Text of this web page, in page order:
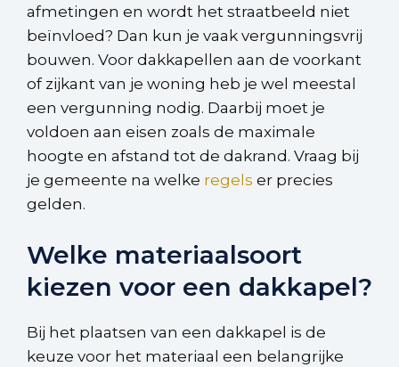
afmetingen en wordt het straatbeeld niet
beïnvloed? Dan kun je vaak vergunningsvrij
bouwen. Voor dakkapellen aan de voorkant
of zijkant van je woning heb je wel meestal
een vergunning nodig. Daarbij moet je
voldoen aan eisen zoals de maximale
hoogte en afstand tot de dakrand. Vraag bij
je gemeente na welke regels er precies
gelden.
Welke materiaalsoort
kiezen voor een dakkapel?
Bij het plaatsen van een dakkapel is de
keuze voor het materiaal een belangrijke